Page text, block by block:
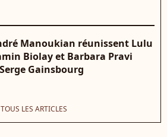
Manoukian réunissent Lulu
Biolay et Barbara Pravi
Gainsbourg
TOUS LES ARTICLES